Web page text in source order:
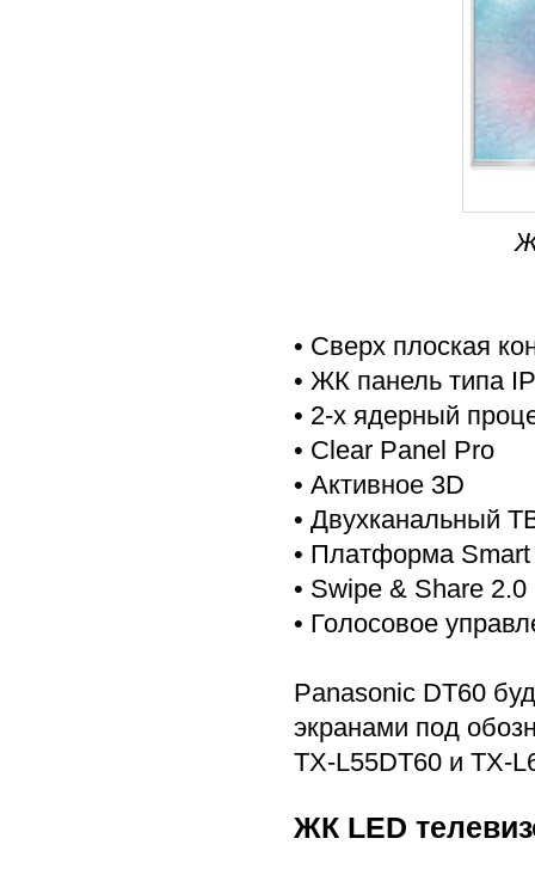
• Сверх плоская
• ЖК панель типа
• 2-х ядерный
• Clear Panel Pro
• Активное 3D
• Двухканальный
• Платформа
• Swipe & Share 2.0
• Голосовое
Panasonic DT60
экранами под
TX-L55DT60 и TX-
ЖК LED